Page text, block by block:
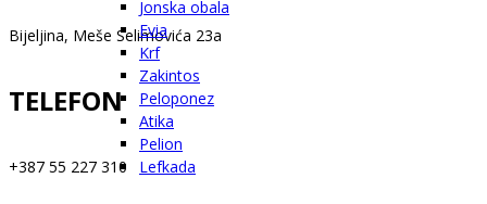
Jonska obala
Evia
Krf
Zakintos
Peloponez
Atika
Pelion
Lefkada
Bijeljina, Meše Selimovića 23a
TELEFON
+387 55 227 310